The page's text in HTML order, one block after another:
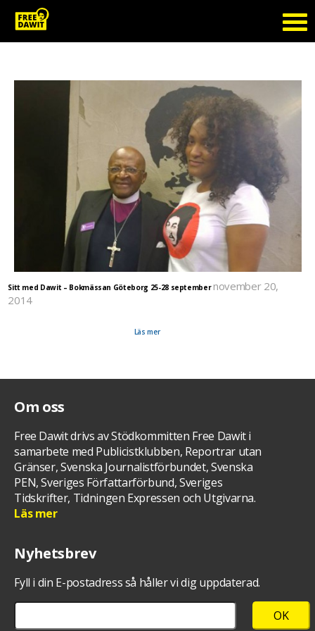
Sitt med Dawit – Bokmässan Göteborg 25-28 september november 20,
2014
Läs mer
Om oss
Free Dawit drivs av Stödkommitten Free Dawit i
samarbete med Publicistklubben, Reportrar utan
Gränser, Svenska Journalistförbundet, Svenska
PEN, Sveriges Författarförbund, Sveriges
Tidskrifter, Tidningen Expressen och Utgivarna.
Läs mer
Nyhetsbrev
Fyll i din E-postadress så håller vi dig uppdaterad.